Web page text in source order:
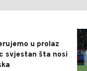
u prolaz
svjestan šta nosi